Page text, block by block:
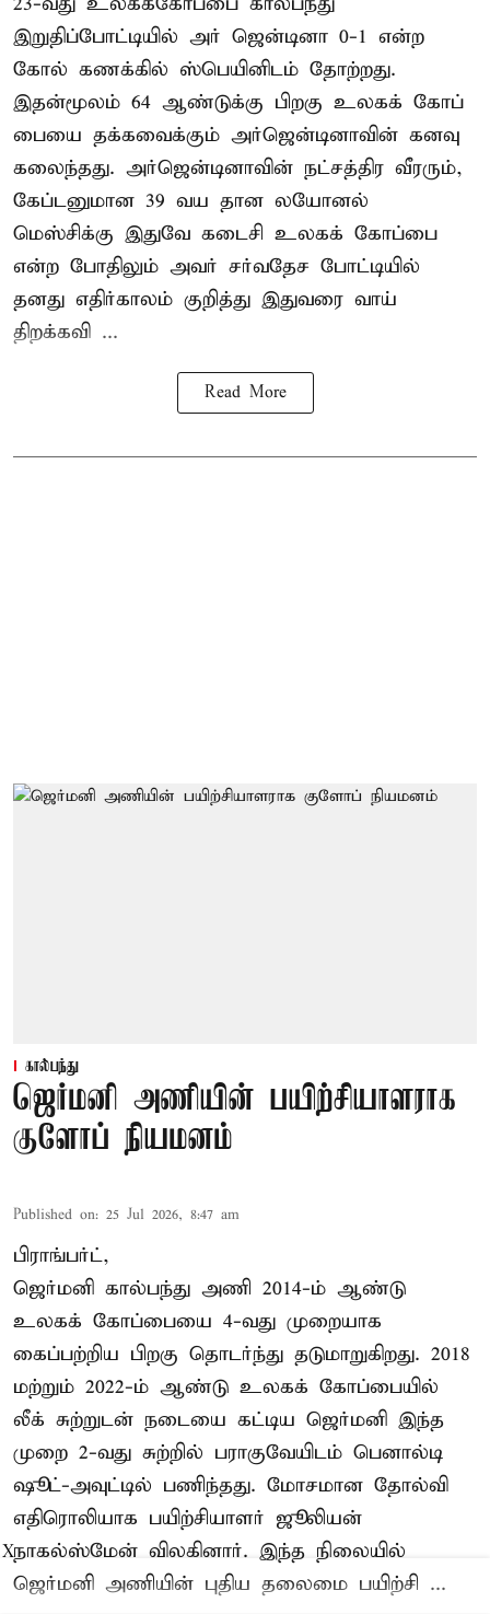
இறுதிப்போட்டியில் அர் ஜென்டினா 0-1 என்ற
கோல் கணக்கில் ஸ்பெயினிடம் தோற்றது.
இதன்மூலம் 64 ஆண்டுக்கு பிறகு உலகக் கோப்
பையை தக்கவைக்கும் அர்ஜென்டினாவின் கனவு
கலைந்தது. அர்ஜென்டினாவின் நட்சத்திர வீரரும்,
கேப்டனுமான 39 வய தான லயோனல்
மெஸ்சிக்கு இதுவே கடைசி உலகக் கோப்பை
என்ற போதிலும் அவர் சர்வதேச போட்டியில்
தனது எதிர்காலம் குறித்து இதுவரை வாய்
திறக்கவி ...
Read More
கால்பந்து
ஜெர்மனி அணியின் பயிற்சியாளராக
குளோப் நியமனம்
Published on: 25 Jul 2026, 8:47 am
பிராங்பர்ட்,
ஜெர்மனி கால்பந்து அணி 2014-ம் ஆண்டு
உலகக் கோப்பையை 4-வது முறையாக
கைப்பற்றிய பிறகு தொடர்ந்து தடுமாறுகிறது. 2018
மற்றும் 2022-ம் ஆண்டு உலகக் கோப்பையில்
லீக் சுற்றுடன் நடையை கட்டிய ஜெர்மனி இந்த
முறை 2-வது சுற்றில் பராகுவேயிடம் பெனால்டி
ஷூட்-அவுட்டில் பணிந்தது. மோசமான தோல்வி
எதிரொலியாக பயிற்சியாளர் ஜூலியன்
நாகல்ஸ்மேன் விலகினார். இந்த நிலையில்
ஜெர்மனி அணியின் புதிய தலைமை பயிற்சி ...
X